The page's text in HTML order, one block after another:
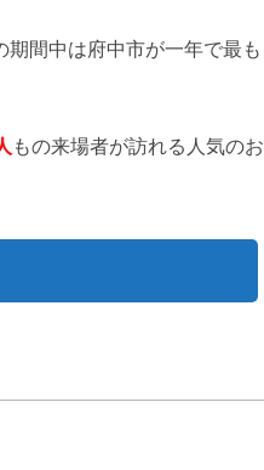
期間中は府中市が一年で最も
もの来場者が訪れる人気のお